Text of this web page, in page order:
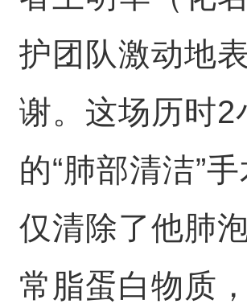
护团队激动地
谢。这场历时2
的“肺部清洁”
仅清除了他肺
常脂蛋白物质